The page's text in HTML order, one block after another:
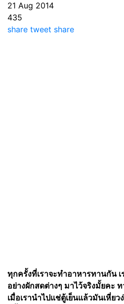
21 Aug 2014
435
share tweet share
ทุกครั้งที่เราจะทำอาหารทานกัน
อย่างผักสดต่างๆ มาไว้จริงมั้ยคะ
เมื่อเรานำไปแช่ตู้เย็นแล้วมันเหี่ย